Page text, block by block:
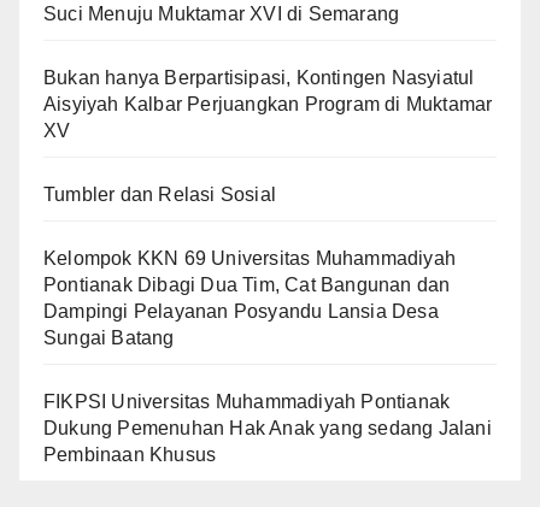
Suci Menuju Muktamar XVI di Semarang
Bukan hanya Berpartisipasi, Kontingen Nasyiatul
Aisyiyah Kalbar Perjuangkan Program di Muktamar
XV
Tumbler dan Relasi Sosial
Kelompok KKN 69 Universitas Muhammadiyah
Pontianak Dibagi Dua Tim, Cat Bangunan dan
Dampingi Pelayanan Posyandu Lansia Desa
Sungai Batang
FIKPSI Universitas Muhammadiyah Pontianak
Dukung Pemenuhan Hak Anak yang sedang Jalani
Pembinaan Khusus